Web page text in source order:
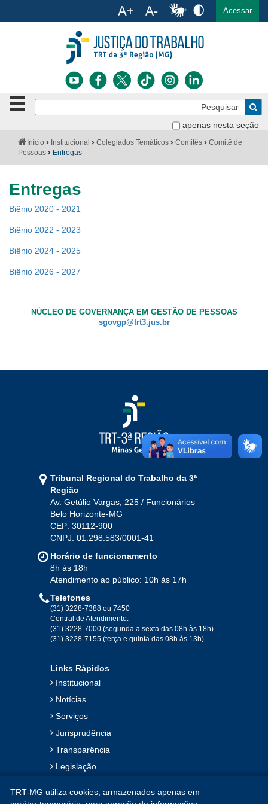
Ir para o menu Ir para a busca Ir para o rodapé
Acessar
apenas nesta seção
Botão
de
clique
ou
fechar
o
Notícias
Serviços
Jurisprudência
Transparência
Contato
Você
está
Início Institucional Colegiados Temáticos Comitês
Comitê de
Pessoas
Entregas
Entregas
Biênio 2020 - 2021
Biênio 2022 - 2023
Biênio 2024 - 2025
Biênio 2026 - 2027
NÚCLEO DE GOVERNANÇA EM GESTÃO DE PESSOAS
sgovgp@trt3.jus.br
Tribunal Regional do Trabalho da 3ª
Região
Av. Getúlio Vargas, 225 / Funcionários
Belo Horizonte-MG
CEP: 30112-900
CNPJ: 01.298.583/0001-41
Horário de funcionamento
8h às 18h
Atendimento ao público: 10h às 17h
Telefones
(31) 3228-7388 ou 7450
Central de Atendimento:
(31) 3228-7000 (segunda a sexta das 08h às 18h)
(31) 3228-7155 (terça e quinta das 08h às 13h)
Links Rápidos
Institucional
Notícias
Serviços
Jurisprudência
Transparência
Legislação
Contato
TRT-MG utiliza cookies, armazenados apenas em